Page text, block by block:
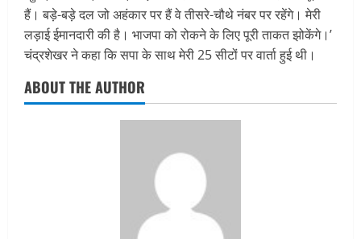
हैं। बड़े-बड़े दल जो अहंकार पर हैं वे तीसरे-चौथे नंबर पर रहेंगे। मेरी
लड़ाई ईमानदारी की है। भाजपा को रोकने के लिए पूरी ताकत झोकेंगे।’
चंद्रशेखर ने कहा कि सपा के साथ मेरी 25 सीटों पर वार्ता हुई थी।
ABOUT THE AUTHOR